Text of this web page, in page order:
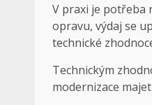
V praxi je potřeba
opravu, výdaj se
technické
Technickým
modernizace